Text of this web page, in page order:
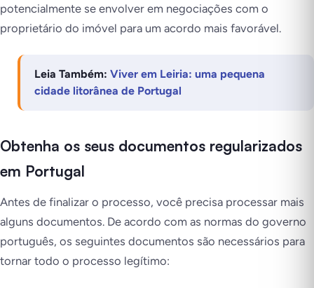
potencialmente se envolver em negociações com o
proprietário do imóvel para um acordo mais favorável.
Leia Também: Viver em Leiria: uma pequena
cidade litorânea de Portugal
Obtenha os seus documentos regularizados
em Portugal
Antes de finalizar o processo, você precisa processar mais
alguns documentos. De acordo com as normas do governo
português, os seguintes documentos são necessários para
tornar todo o processo legítimo: